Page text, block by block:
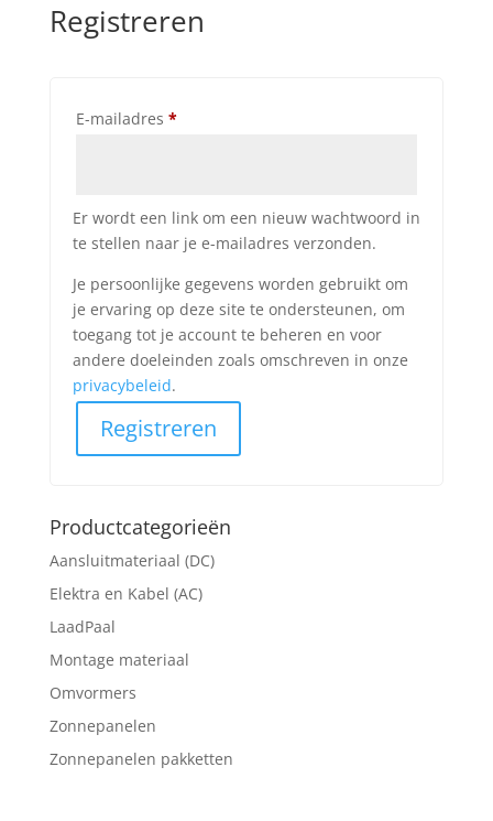
Registreren
E-mailadres *Vereist
Er wordt een link om een nieuw wachtwoord in
te stellen naar je e-mailadres verzonden.
Je persoonlijke gegevens worden gebruikt om
je ervaring op deze site te ondersteunen, om
toegang tot je account te beheren en voor
andere doeleinden zoals omschreven in onze
privacybeleid.
Registreren
Productcategorieën
Aansluitmateriaal (DC)
Elektra en Kabel (AC)
LaadPaal
Montage materiaal
Omvormers
Zonnepanelen
Zonnepanelen pakketten